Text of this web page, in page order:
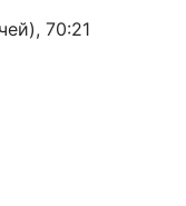
70:21